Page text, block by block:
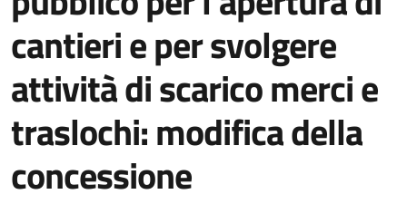
cantieri e per svolgere
attività di scarico merci e
traslochi: modifica della
concessione